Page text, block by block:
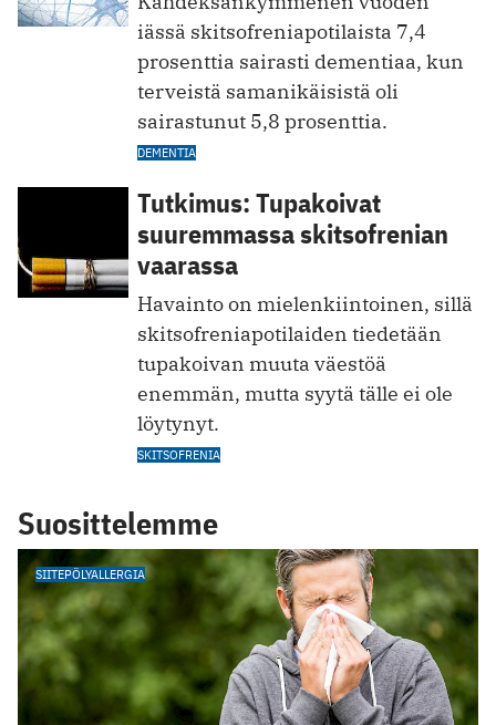
iässä skitsofreniapotilaista 7,4
prosenttia sairasti dementiaa, kun
terveistä samanikäisistä oli
sairastunut 5,8 prosenttia.
DEMENTIA
Tutkimus: Tupakoivat
suuremmassa skitsofrenian
vaarassa
Havainto on mielenkiintoinen, sillä
skitsofreniapotilaiden tiedetään
tupakoivan muuta väestöä
enemmän, mutta syytä tälle ei ole
löytynyt.
SKITSOFRENIA
Suosittelemme
SIITEPÖLYALLERGIA